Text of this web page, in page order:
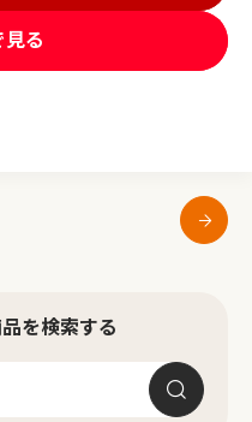
る
を検索する